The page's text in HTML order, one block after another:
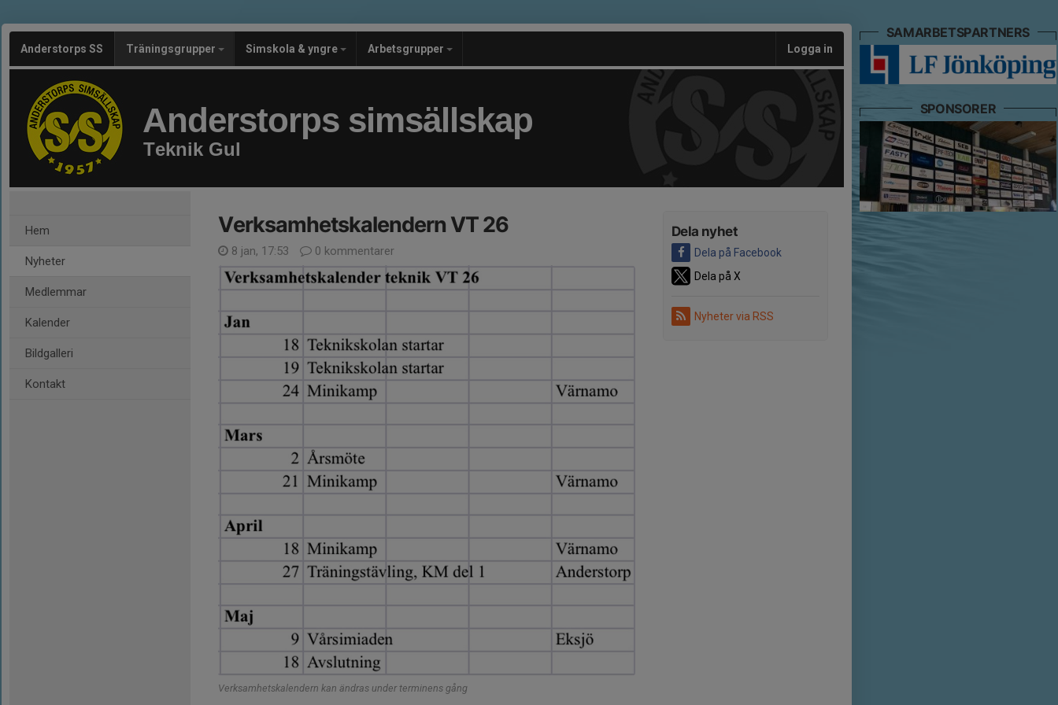
Anderstorps SS Träningsgrupper Simskola & yngre Arbetsgrupper Logga in
Anderstorps simsällskap
Teknik Gul
Hem
Nyheter
Medlemmar
Kalender
Bildgalleri
Kontakt
Dela nyhet
Dela på Facebook
Dela på X
Nyheter via RSS
Verksamhetskalendern VT 26
8 jan, 17:53 0 kommentarer
Verksamhetskalendern kan ändras under terminens gång
SAMARBETSPARTNERS
SPONSORER